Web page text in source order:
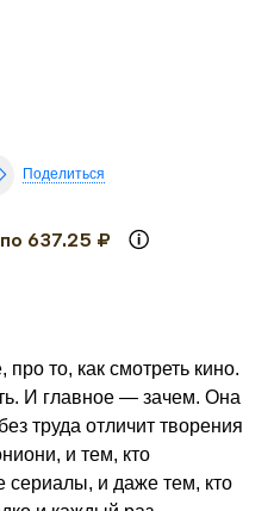
Поделиться
637.25 ₽
то, как смотреть кино.
И главное — зачем. Она
труда отличит творения
и тем, кто
сериалы, и даже тем, кто